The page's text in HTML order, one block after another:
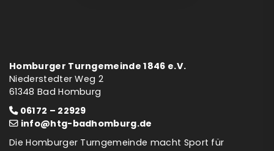
Homburger Turngemeinde 1846 e.V.
Niederstedter Weg 2
61348 Bad Homburg
06172 – 22929
info@htg-badhomburg.de
Die Homburger Turngemeinde macht Sport für